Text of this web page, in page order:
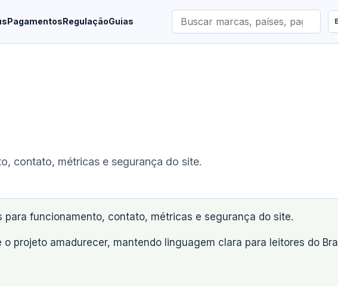
PagamentosRegulaçãoGuias
Buscar
marcas
contato, métricas e segurança do site.
para funcionamento, contato, métricas e segurança do site.
projeto amadurecer, mantendo linguagem clara para leitores do